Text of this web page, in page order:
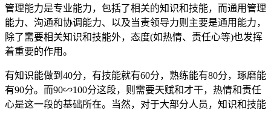
管理能力是专业能力，包括了相关的知识和技能，而通用管理
能力、沟通和协调能力、以及当责领导力则主要是通用能力，
除了需要相关知识和技能外，态度(如热情、责任心等)也发挥
着重要的作用。
有知识能做到40分，有技能就有60分，熟练能有80分，琢磨能
有90分。而90∽100分这段，则需要天赋和才干，热情和责任
心是这一段的基础所在。当然，对于大部分人员，知识和技能